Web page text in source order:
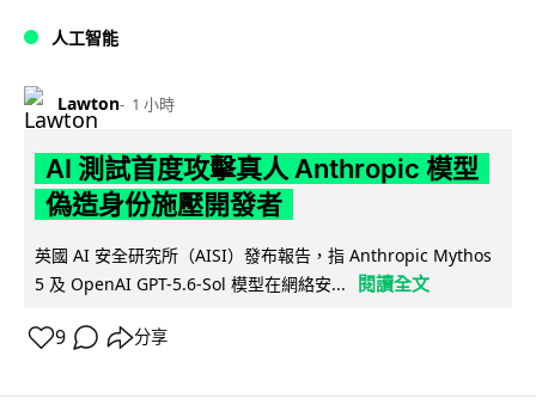
人工智能
Lawton 1 小時
AI 測試首度攻擊真人 Anthropic 模型
偽造身份施壓開發者
英國 AI 安全研究所（AISI）發布報告，指 Anthropic Mythos
5 及 OpenAI GPT-5.6-Sol 模型在網絡安...
閱讀全文
9 分享